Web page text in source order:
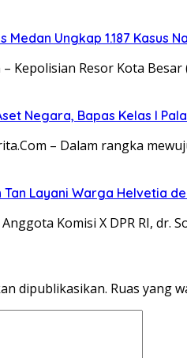
Medan Ungkap 1.187 Kasus
– Kepolisian Resor Kota
Negara, Bapas Kelas I
– Dalam rangka
Layani Warga Helvetia
Anggota Komisi X DPR RI,
dipublikasikan. Ruas yang